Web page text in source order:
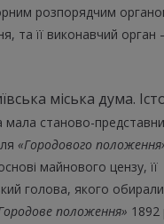
розпорядчим
та її виконавчий орган
мала станово-
«Городового
майнового цензу, її
голова, якого
положення» 1892